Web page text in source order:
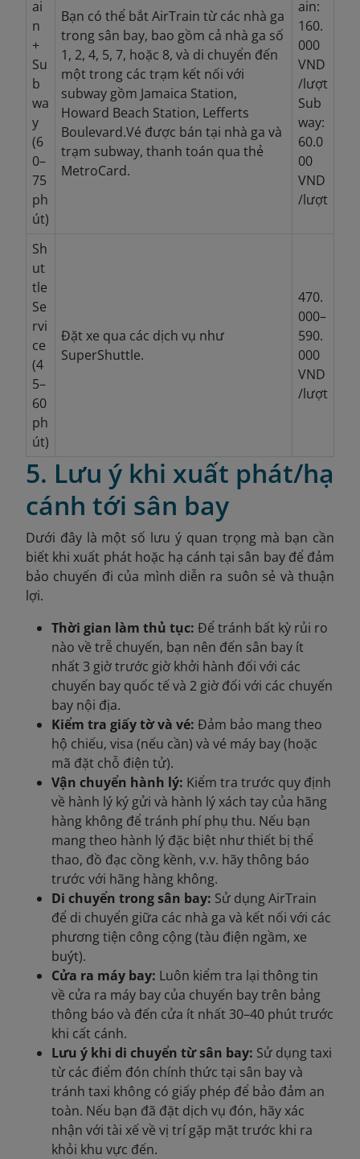
ai
n
+
Su
b
wa
y
(6
0–
75
ph
út)
Bạn có thể bắt AirTrain từ các nhà ga
trong sân bay, bao gồm cả nhà ga số
1, 2, 4, 5, 7, hoặc 8, và di chuyển đến
một trong các trạm kết nối với
subway gồm Jamaica Station,
Howard Beach Station, Lefferts
Boulevard.Vé được bán tại nhà ga và
trạm subway, thanh toán qua thẻ
MetroCard.
ain:
160.
000
VND
/lượt
Sub
way:
60.0
00
VND
/lượt
Sh
ut
tle
Se
rvi
ce
(4
5–
60
ph
út)
Đặt xe qua các dịch vụ như
SuperShuttle.
470.
000–
590.
000
VND
/lượt
5. Lưu ý khi xuất phát/hạ
cánh tới sân bay
Dưới đây là một số lưu ý quan trọng mà bạn cần
biết khi xuất phát hoặc hạ cánh tại sân bay để đảm
bảo chuyến đi của mình diễn ra suôn sẻ và thuận
lợi.
Thời gian làm thủ tục: Để tránh bất kỳ rủi ro
nào về trễ chuyến, bạn nên đến sân bay ít
nhất 3 giờ trước giờ khởi hành đối với các
chuyến bay quốc tế và 2 giờ đối với các chuyến
bay nội địa.
Kiểm tra giấy tờ và vé: Đảm bảo mang theo
hộ chiếu, visa (nếu cần) và vé máy bay (hoặc
mã đặt chỗ điện tử).
Vận chuyển hành lý: Kiểm tra trước quy định
về hành lý ký gửi và hành lý xách tay của hãng
hàng không để tránh phí phụ thu. Nếu bạn
mang theo hành lý đặc biệt như thiết bị thể
thao, đồ đạc cồng kềnh, v.v. hãy thông báo
trước với hãng hàng không.
Di chuyển trong sân bay: Sử dụng AirTrain
để di chuyển giữa các nhà ga và kết nối với các
phương tiện công cộng (tàu điện ngầm, xe
buýt).
Cửa ra máy bay: Luôn kiểm tra lại thông tin
về cửa ra máy bay của chuyến bay trên bảng
thông báo và đến cửa ít nhất 30–40 phút trước
khi cất cánh.
Lưu ý khi di chuyển từ sân bay: Sử dụng taxi
từ các điểm đón chính thức tại sân bay và
tránh taxi không có giấy phép để bảo đảm an
toàn. Nếu bạn đã đặt dịch vụ đón, hãy xác
nhận với tài xế về vị trí gặp mặt trước khi ra
khỏi khu vực đến.